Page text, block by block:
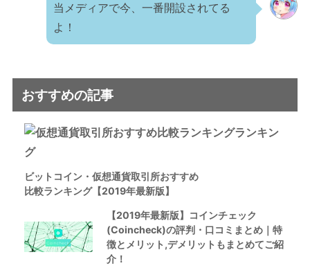
当メディアで今、一番開設されてる
よ！
おすすめの記事
ビットコイン・仮想通貨取引所おすすめ
比較ランキング【2019年最新版】
【2019年最新版】コインチェック
(Coincheck)の評判・口コミまとめ｜特
徴とメリット,デメリットもまとめてご紹
介！